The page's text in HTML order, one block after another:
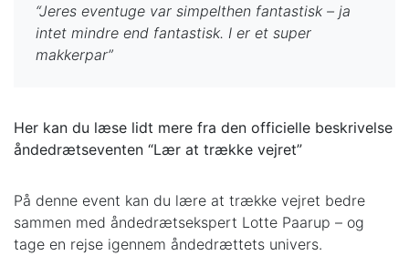
“Jeres eventuge var simpelthen fantastisk – ja
intet mindre end fantastisk. I er et super
makkerpar”
Her kan du læse lidt mere fra den officielle beskrivelse
åndedrætseventen “Lær at trække vejret”
På denne event kan du lære at trække vejret bedre
sammen med åndedrætsekspert Lotte Paarup – og
tage en rejse igennem åndedrættets univers.